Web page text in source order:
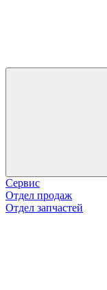
Сервис
Отдел продаж
Отдел запчастей